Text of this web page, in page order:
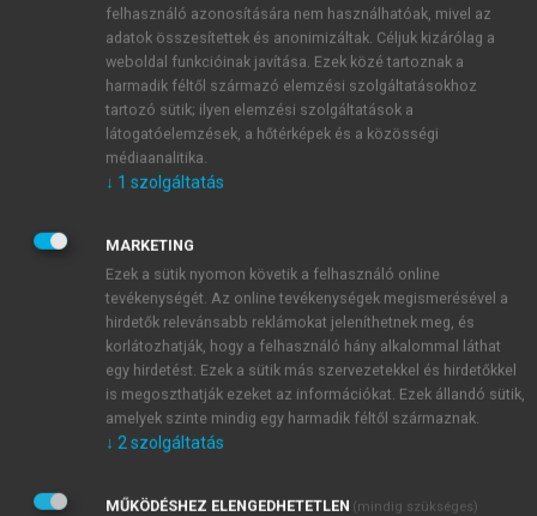
12.5. A katasztrófákra való
felkészülés feladatai
A katasztrófákra való készültség feladatait a
ciklusba lehet rendezni, és szakaszokat jól el lehet
egymástól különíteni.
A katasztrófák lezajlásának védelmi
ciklusfelosztását a12.1. ábrábanadom meg.
felhasználó azonosítására nem használhatóak, mivel az
adatok összesítettek és anonimizáltak. Céljuk kizárólag a
weboldal funkcióinak javítása. Ezek közé tartoznak a
harmadik féltől származó elemzési szolgáltatásokhoz
tartozó sütik; ilyen elemzési szolgáltatások a
látogatóelemzések, a hőtérképek és a közösségi
médiaanalitika.
↓ 1 szolgáltatás
MARKETING
Ezek a sütik nyomon követik a felhasználó online
tevékenységét. Az online tevékenységek megismerésével a
hirdetők relevánsabb reklámokat jeleníthetnek meg, és
korlátozhatják, hogy a felhasználó hány alkalommal láthat
egy hirdetést. Ezek a sütik más szervezetekkel és hirdetőkkel
is megoszthatják ezeket az információkat. Ezek állandó sütik,
amelyek szinte mindig egy harmadik féltől származnak.
↓ 2szolgáltatás
MŰKÖDÉSHEZ ELENGEDHETETLEN (mindig szükséges)